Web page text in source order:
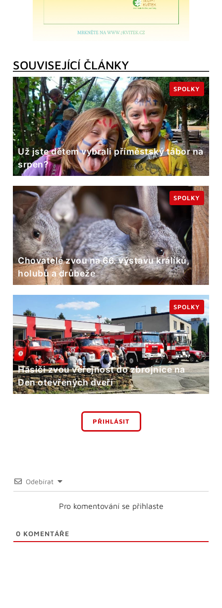
SOUVISEJÍCÍ ČLÁNKY
Už jste dětem vybrali příměstský tábor na
srpen?
SPOLKY
Chovatelé zvou na 66. výstavu králíků,
holubů a drůbeže
SPOLKY
Hasiči zvou veřejnost do zbrojnice na
Den otevřených dveří
SPOLKY
PŘIHLÁSIT
Odebírat
Pro komentování se přihlaste
0 KOMENTÁŘE